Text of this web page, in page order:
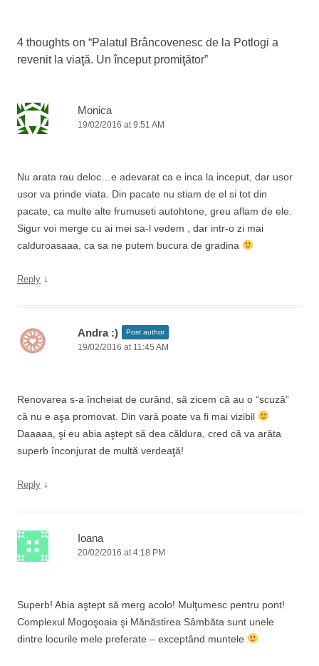
4 thoughts on “Palatul Brâncovenesc de la Potlogi a
revenit la viaţă. Un început promiţător”
Monica
19/02/2016 at 9:51 AM
Nu arata rau deloc…e adevarat ca e inca la inceput, dar usor
usor va prinde viata. Din pacate nu stiam de el si tot din
pacate, ca multe alte frumuseti autohtone, greu aflam de ele.
Sigur voi merge cu ai mei sa-l vedem , dar intr-o zi mai
calduroasaaa, ca sa ne putem bucura de gradina
Reply ↓
Andra :) Post author
19/02/2016 at 11:45 AM
Renovarea s-a încheiat de curând, să zicem că au o “scuză”
că nu e aşa promovat. Din vară poate va fi mai vizibil
Daaaaa, şi eu abia aştept să dea căldura, cred că va arăta
superb înconjurat de multă verdeaţă!
Reply ↓
Ioana
20/02/2016 at 4:18 PM
Superb! Abia aştept să merg acolo! Mulţumesc pentru pont!
Complexul Mogoşoaia şi Mănăstirea Sâmbăta sunt unele
dintre locurile mele preferate – exceptând muntele